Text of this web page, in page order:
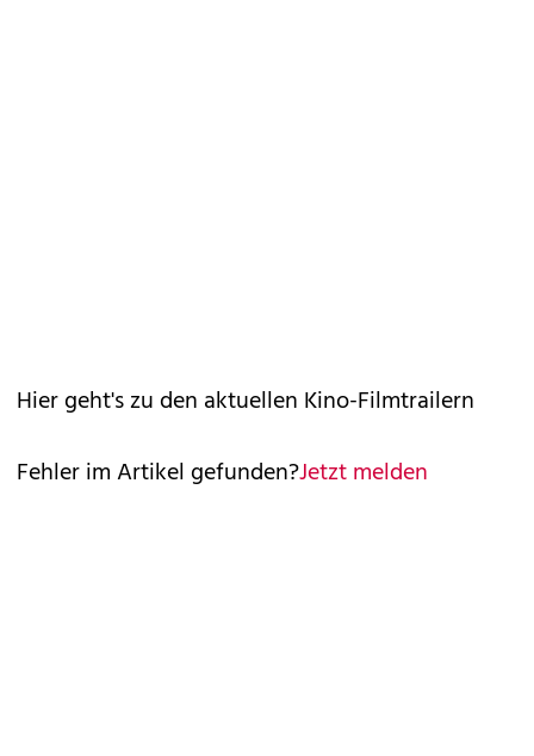
Hier geht's zu den aktuellen Kino-Filmtrailern
Fehler im Artikel gefunden?Jetzt melden